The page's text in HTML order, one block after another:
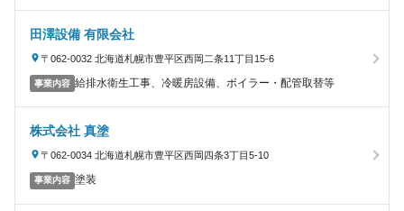
田澤設備 有限会社
〒062-0032 北海道札幌市豊平区西岡二条11丁目15-6
事業内容 給排水衛生工事、冷暖房設備、ボイラー・配管取替等
株式会社 真塗
〒062-0034 北海道札幌市豊平区西岡四条3丁目5-10
事業内容 塗装